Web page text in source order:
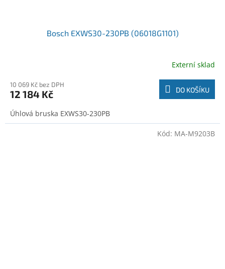
Bosch EXWS30-230PB (06018G1101)
Externí sklad
10 069 Kč bez DPH
12 184 Kč DO KOŠÍKU
Úhlová bruska EXWS30-230PB
Kód: MA-M9203B